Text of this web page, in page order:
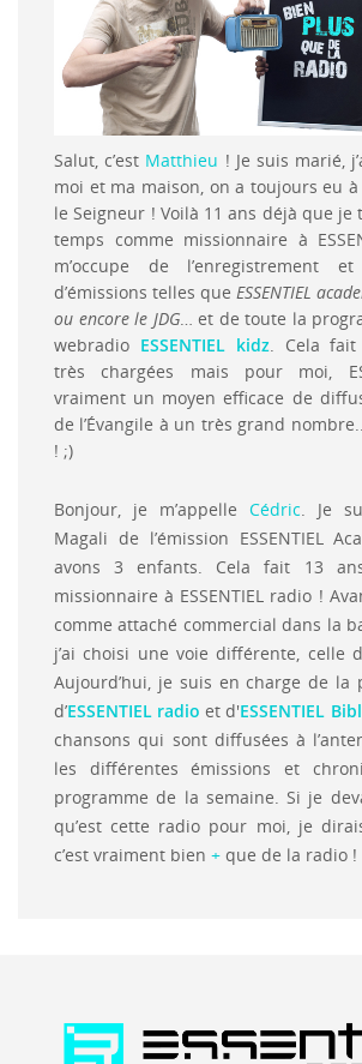
Salut, c’est Matthieu ! Je suis marié,
moi et ma maison, on a toujours eu
le Seigneur ! Voilà 11 ans déjà que
temps comme missionnaire à
m’occupe de l’enregistrement
d’émissions telles que ESSENTIEL
ou encore le JDG… et de toute la
webradio ESSENTIEL kidz. Cela fait
très chargées mais pour moi,
vraiment un moyen efficace de
de l’Évangile à un très grand
! ;)
Bonjour, je m’appelle Cédric. Je
Magali de l’émission ESSENTIEL
avons 3 enfants. Cela fait 13
missionnaire à ESSENTIEL radio !
comme attaché commercial dans la
j’ai choisi une voie différente, celle
Aujourd’hui, je suis en charge de la
d’ESSENTIEL radio et d'ESSENTIEL
chansons qui sont diffusées à
les différentes émissions et
programme de la semaine. Si je
qu’est cette radio pour moi, je dirais
c’est vraiment bien + que de la radio !